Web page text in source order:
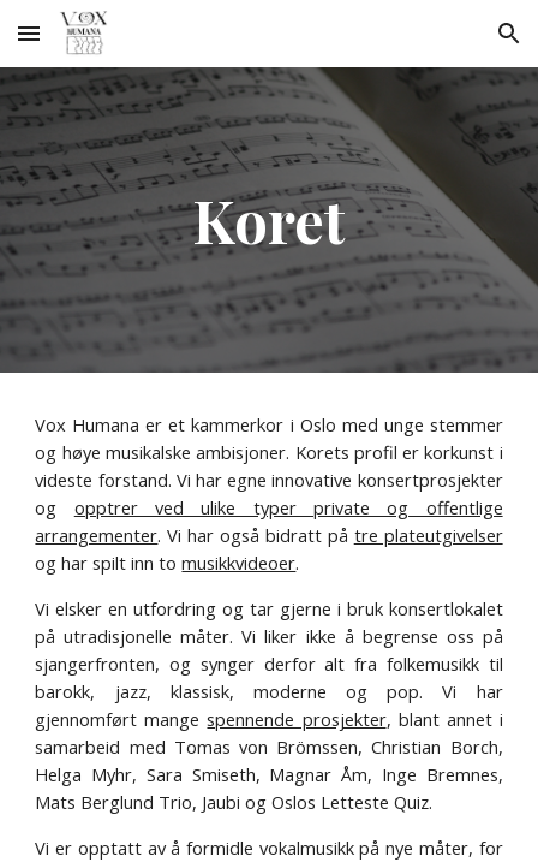
Skip to main content Skip to navigation
Koret
Vox Humana er et kammerkor i Oslo med unge stemmer
og høye musikalske ambisjoner. Korets profil er korkunst i
videste forstand. Vi har egne innovative konsertprosjekter
og opptrer ved ulike typer private og offentlige
arrangementer. Vi har også bidratt på tre plateutgivelser
og har spilt inn tomusikkvideoer.
Vi elsker en utfordring og tar gjerne i bruk konsertlokalet
på utradisjonelle måter. Vi liker ikke å begrense oss på
sjangerfronten, og synger derfor alt fra folkemusikk til
barokk, jazz, klassisk, moderne og pop. Vi har
gjennomført mangespennende prosjekter, blant annet i
samarbeid med Tomas von Brömssen, Christian Borch,
Helga Myhr, Sara Smiseth, Magnar Åm, Inge Bremnes,
Mats Berglund Trio, Jaubi og Oslos Letteste Quiz.
Vi er opptatt av å formidle vokalmusikk på nye måter, for